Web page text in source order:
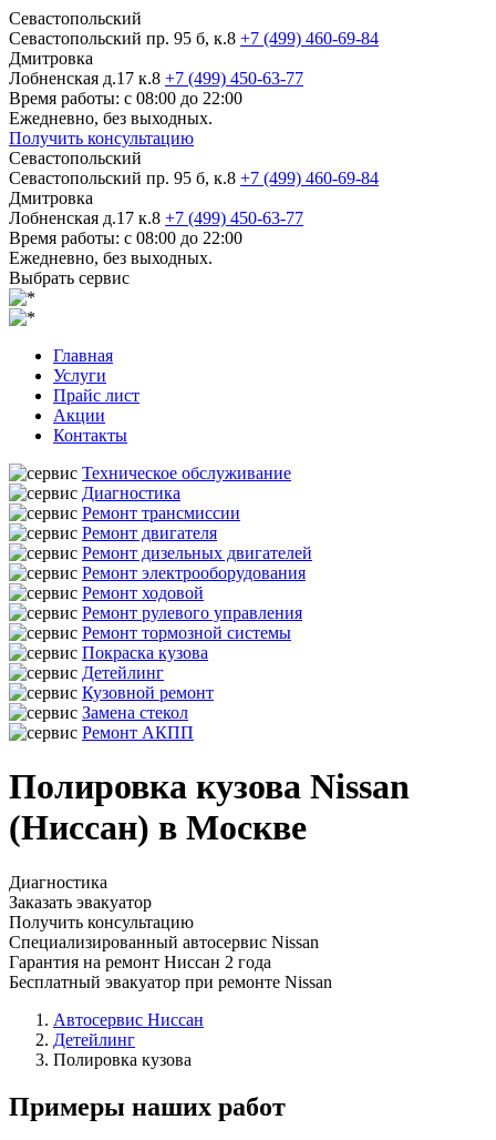
Севастопольский
Севастопольский пр. 95 б, к.8 +7 (499) 460-69-84
Дмитровка
Лобненская д.17 к.8 +7 (499) 450-63-77
Время работы: с 08:00 до 22:00
Ежедневно, без выходных.
Получить консультацию
Севастопольский
Севастопольский пр. 95 б, к.8 +7 (499) 460-69-84
Дмитровка
Лобненская д.17 к.8 +7 (499) 450-63-77
Время работы: с 08:00 до 22:00
Ежедневно, без выходных.
Выбрать сервис
Главная
Услуги
Прайс лист
Акции
Контакты
Техническое обслуживание
Диагностика
Ремонт трансмиссии
Ремонт двигателя
Ремонт дизельных двигателей
Ремонт электрооборудования
Ремонт ходовой
Ремонт рулевого управления
Ремонт тормозной системы
Покраска кузова
Детейлинг
Кузовной ремонт
Замена стекол
Ремонт АКПП
Полировка кузова Nissan
(Ниссан) в Москве
Диагностика
Заказать эвакуатор
Получить консультацию
Специализированный автосервис Nissan
Гарантия на ремонт Ниссан 2 года
Бесплатный эвакуатор при ремонте Nissan
Автосервис Ниссан
Детейлинг
Полировка кузова
Примеры наших работ